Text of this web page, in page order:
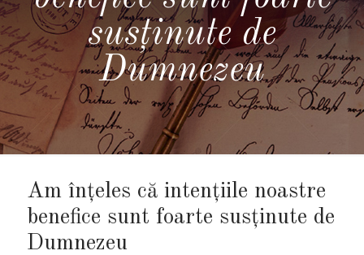
susținute de
Dumnezeu
Am înțeles că intențiile noastre
benefice sunt foarte susținute de
Dumnezeu